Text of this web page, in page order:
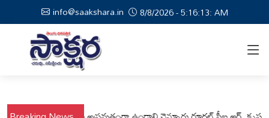
info@saakshara.in 8/8/2026 - 5:16:13: AM